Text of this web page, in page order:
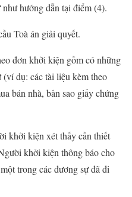
hướng dẫn tại điểm (4).
Toà án giải quyết.
đơn khởi kiện gồm có những
dụ: các tài liệu kèm theo
bán nhà, bản sao giấy chứng
khởi kiện xét thấy cần thiết
khởi kiện thông báo cho
trong các đương sự đã đi